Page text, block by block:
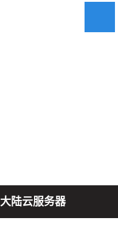
大陆云服务器